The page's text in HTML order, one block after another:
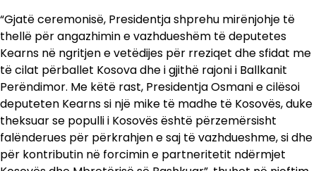
“Gjatë ceremonisë, Presidentja shprehu mirënjohje të
thellë për angazhimin e vazhdueshëm të deputetes
Kearns në ngritjen e vetëdijes për rreziqet dhe sfidat me
të cilat përballet Kosova dhe i gjithë rajoni i Ballkanit
Perëndimor. Me këtë rast, Presidentja Osmani e cilësoi
deputeten Kearns si një mike të madhe të Kosovës, duke
theksuar se populli i Kosovës është përzemërsisht
falënderues për përkrahjen e saj të vazhdueshme, si dhe
për kontributin në forcimin e partneritetit ndërmjet